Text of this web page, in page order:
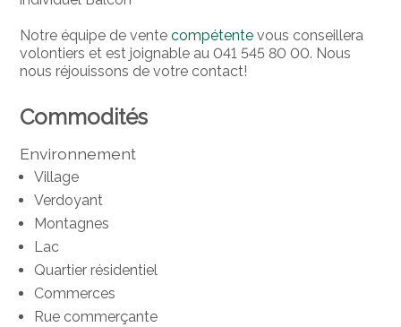
Notre équipe de ventecompétente vous conseillera
volontiers et est joignable au 041 545 80 00. Nous
nous réjouissons de votre contact!
Commodités
Environnement
Village
Verdoyant
Montagnes
Lac
Quartier résidentiel
Commerces
Rue commerçante